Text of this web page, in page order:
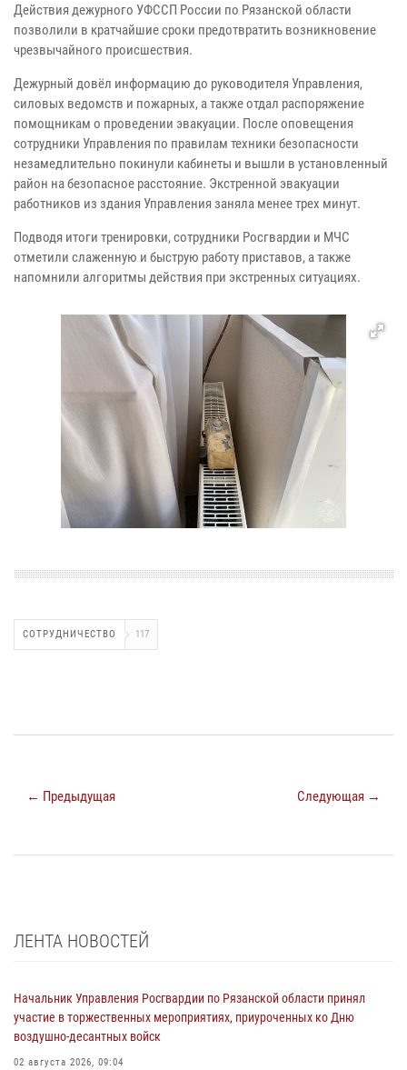
Действия дежурного УФССП России по Рязанской области
позволили в кратчайшие сроки предотвратить возникновение
чрезвычайного происшествия.
Дежурный довёл информацию до руководителя Управления,
силовых ведомств и пожарных, а также отдал распоряжение
помощникам о проведении эвакуации. После оповещения
сотрудники Управления по правилам техники безопасности
незамедлительно покинули кабинеты и вышли в установленный
район на безопасное расстояние. Экстренной эвакуации
работников из здания Управления заняла менее трех минут.
Подводя итоги тренировки, сотрудники Росгвардии и МЧС
отметили слаженную и быструю работу приставов, а также
напомнили алгоритмы действия при экстренных ситуациях.
СОТРУДНИЧЕСТВО 117
← Предыдущая Следующая →
ЛЕНТА НОВОСТЕЙ
Начальник Управления Росгвардии по Рязанской области принял
участие в торжественных мероприятиях, приуроченных ко Дню
воздушно-десантных войск
02 августа 2026, 09:04